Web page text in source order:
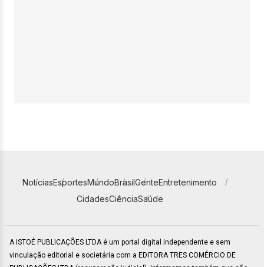
NotíciasEsportesMundoBrasilGenteEntretenimento
CidadesCiênciaSaúde
A ISTOÉ PUBLICAÇÕES LTDA é um portal digital independente e sem
vinculação editorial e societária com a EDITORA TRES COMÉRCIO DE